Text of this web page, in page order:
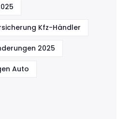
Kfz-Händler
2025
Auto